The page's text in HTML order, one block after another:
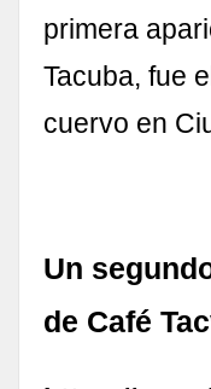
primera
Tacuba, fue
cuervo en
Un
de Café